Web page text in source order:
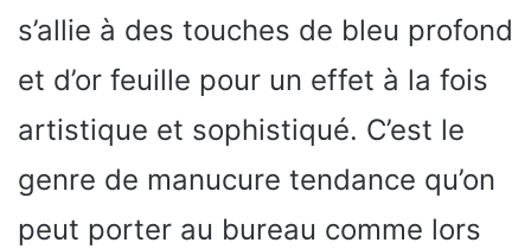
s’allie à des touches de bleu profond
et d’or feuille pour un effet à la fois
artistique et sophistiqué. C’est le
genre de manucure tendance qu’on
peut porter au bureau comme lors